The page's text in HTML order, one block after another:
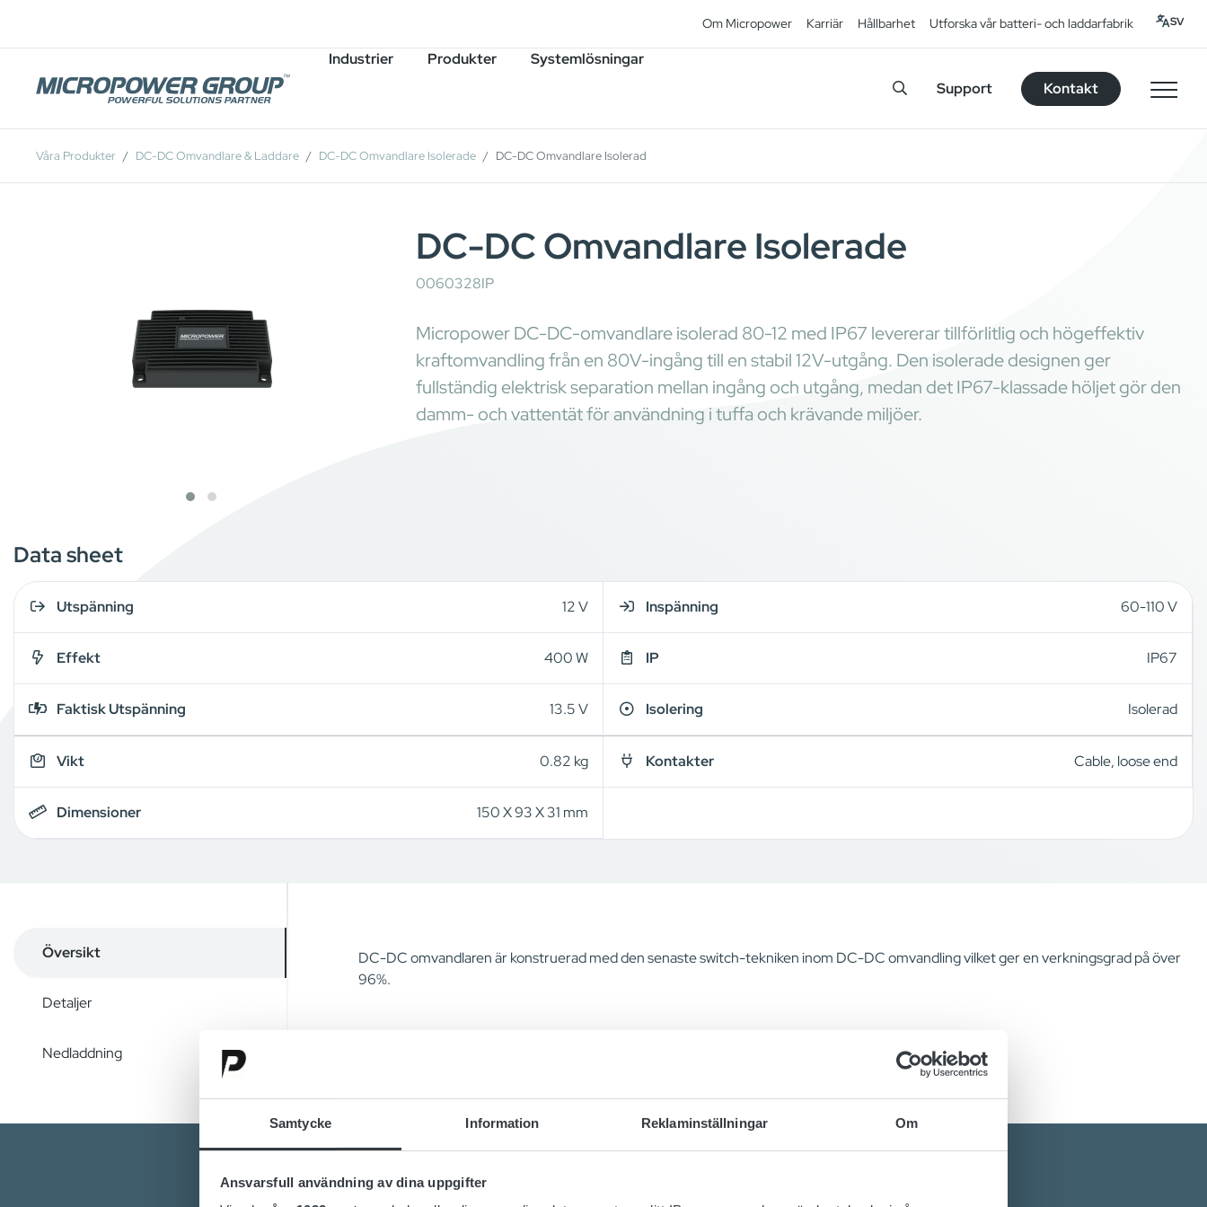
Samtycke Information Reklaminställningar Om
Ansvarsfull användning av dina uppgifter
Om Micropower Karriär Hållbarhet Utforska vår batteri- och laddarfabrik SV
Industrier Produkter
Systemlösningar
Support
Kontakt
Lediga Tjänster
Våra Produkter DC-DC Omvandlare & Laddare DC-DC Omvandlare Isolerade DC-DC Omvandlare Isolerad
DC-DC Omvandlare Isolerade
0060328IP
Micropower DC-DC-omvandlare isolerad 80-12 med IP67 levererar tillförlitlig och högeffektiv
kraftomvandling från en 80V-ingång till en stabil 12V-utgång. Den isolerade designen ger
fullständig elektrisk separation mellan ingång och utgång, medan det IP67-klassade höljet gör den
damm- och vattentät för användning i tuffa och krävande miljöer.
Data sheet
Utspänning 12 V Inspänning 60-110 V
Effekt 400 W IP IP67
Faktisk Utspänning 13.5 V Isolering Isolerad
Vikt 0.82 kg Kontakter Cable, loose end
Dimensioner 150 X 93 X 31 mm
Översikt
Detaljer
Nedladdning
DC-DC omvandlaren är konstruerad med den senaste switch-tekniken inom DC-DC omvandling vilket ger en verkningsgrad på över
96%.